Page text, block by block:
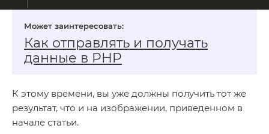
Как отправлять и получать
данные в PHP
К этому времени, вы уже должны получить тот же
результат, что и на изображении, приведенном в
начале статьи.